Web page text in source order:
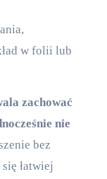
w folii lub
zachować
nie
bez
łatwiej